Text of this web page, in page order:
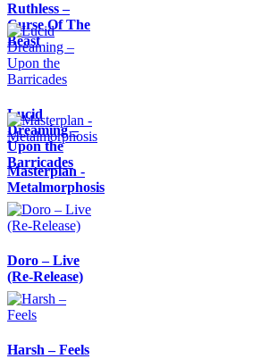
Ruthless –
Curse Of The
Beast
Lucid
Dreaming –
Upon the
Barricades
Masterplan -
Metalmorphosis
Doro – Live
(Re-Release)
Harsh – Feels